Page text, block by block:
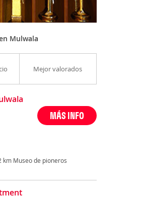
Mulwala
Mejor valorados
MÁS INFO
km Museo de pioneros